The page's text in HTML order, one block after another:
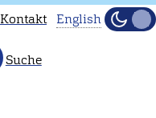
Kontakt English
Hell
Suche